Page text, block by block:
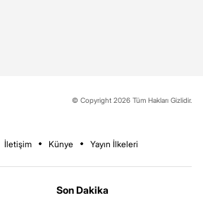
© Copyright 2026 Tüm Hakları Gizlidir.
İletişim Künye Yayın İlkeleri
Son Dakika